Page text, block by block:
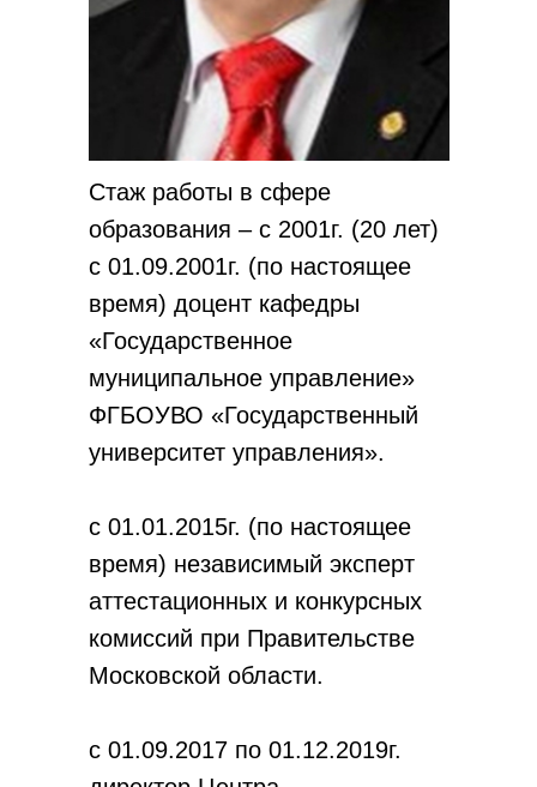
Стаж работы в сфере
образования – с 2001г. (20 лет)
с 01.09.2001г. (по настоящее
время) доцент кафедры
«Государственное
муниципальное управление»
ФГБОУВО «Государственный
университет управления».
с 01.01.2015г. (по настоящее
время) независимый эксперт
аттестационных и конкурсных
комиссий при Правительстве
Московской области.
с 01.09.2017 по 01.12.2019г.